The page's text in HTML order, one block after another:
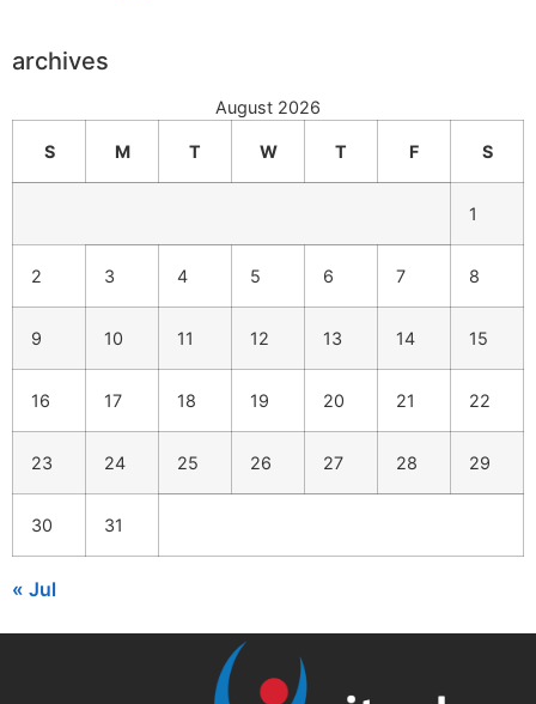
archives
August 2026
S M T W T F S
1
2 3 4 5 6 7 8
9 10 11 12 13 14 15
16 17 18 19 20 21 22
23 24 25 26 27 28 29
30 31
« Jul